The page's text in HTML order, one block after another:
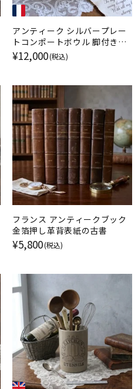
アンティーク シルバープレー
トコンポートボウル 脚付きデ
ィッシュ フランス
¥12,000(税込)
フランス アンティークブック
金箔押し革背表紙の古書
¥5,800(税込)